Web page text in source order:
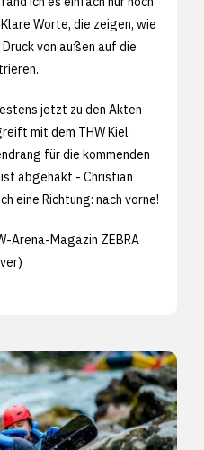
Worte, die zeigen, wie
von außen auf die
jetzt zu den Akten
mit dem THW Kiel
für die kommenden
abgehakt - Christian
eine Richtung: nach vorne!
Arena-Magazin ZEBRA